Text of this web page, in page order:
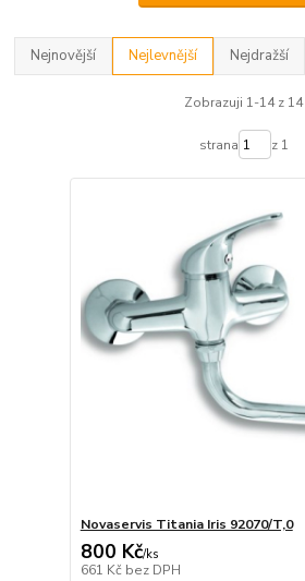
Nejnovější Nejlevnější Nejdražší
Zobrazuji 1-14 z 14
strana z 1
Novaservis Titania Iris 92070/T,0
800 Kč/ks
661 Kč bez DPH